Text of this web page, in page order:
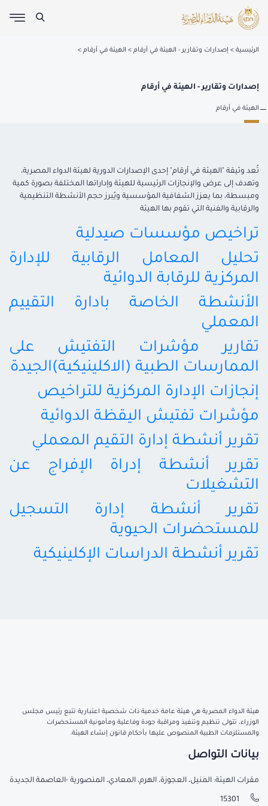
الرئيسية إصدارات وتقارير - الهيئة في أرقام الهيئة في أرقام
إصدارات وتقارير - الهيئة في أرقام
الهيئة في أرقام
تُعد وثيقة "الهيئة في أرقام" إحدى الإصدارات الدورية لهيئة الدواء المصرية،
وتهدف إلى عرض والإنجازات الرئيسية للهيئة وإداراتها المختلفة بصورة كمية
ومبسطة، بما يعزز الشفافية المؤسسية ويُبرز حجم الأنشطة التنظيمية
والرقابية والفنية التي تقوم بها الهيئة
تراخيص مؤسسات صيدلية
تحليل المعامل الرقابية للإدارة
المركزية للرقابة الدوائية
الأنشطة الخاصة بادارة التقييم
المعملي
تقارير مؤشرات التفتيش على
الممارسات الطبية (الاكلينيكية)الجيدة
إنجازات الإدارة المركزية للتراخيص
مؤشرات تفتيش اليقظة الدوائية
تقرير أنشطة إدارة التقيم المعملي
تقرير أنشطة إدراة الإفراج عن
التشغيلات
تقرير أنشطة إدارة التسجيل
للمستحضرات الحيوية
تقرير أنشطة الدراسات الإكلينيكية
هيئة الدواء المصرية هي هيئة عامة خدمية ذات شخصية اعتبارية تتبع رئيس مجلس
الوزراء، تتولى تنظيم وتنفيذ ومراقبة جودة وفاعلية ومأمونية المستحضرات
والمستلزمات الطبية المنصوص عليها بأحكام قانون إنشاء الهيئة.
بيانات التواصل
مقرات الهيئة: المنيل، العجوزة، الهرم، المعادي، المنصورية -العاصمة الجديدة
15301